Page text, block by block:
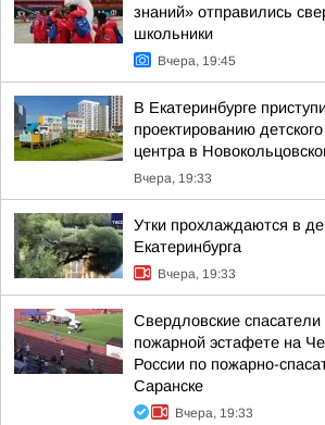
знаний» отправились
школьники
Вчера, 19:45
В Екатеринбурге
проектированию
центра в
Вчера, 19:33
Утки прохлаждаются в
Екатеринбурга
Вчера, 19:33
Свердловские
пожарной эстафете на
России по пожарно-
Саранске
Вчера, 19:33